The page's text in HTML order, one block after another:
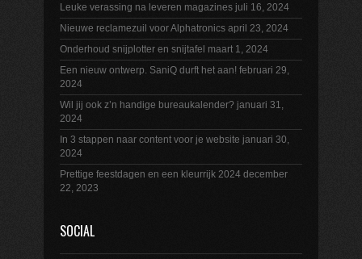
Leuke verassing na leveren magazines juli 16, 2024
Nieuwe reclamezuil voor Alphatronics april 23, 2024
Onderhoud snijplotter en snijtafel maart 1, 2024
Een nieuw ontwerp. SaniQ durft het aan! februari 29,
2024
Wil jij ook z’n handige bureaukalender? januari 31,
2024
In 3 stappen naar content voor je website januari 30,
2024
Prettige feestdagen en een kleurrijk 2024 december
22, 2023
SOCIAL